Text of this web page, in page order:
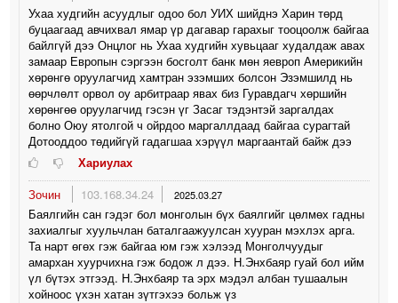
Ухаа худгийн асуудлыг одоо бол УИХ шийднэ Харин төрд
буцаагаад авчихвал ямар үр дагавар гарахыг тооцоолж байгаа
байлгүй дээ Онцлог нь Ухаа худгийн хувьцааг худалдаж авах
замаар Европын сэргээн босголт банк мөн яевроп Америкийн
хөрөнгө оруулагчид хамтран эзэмших болсон Эзэмшилд нь
өөрчлөлт орвол оу арбитраар явах биз Гуравдагч хөршийн
хөрөнгөө оруулагчид гэсэн үг Засаг тэдэнтэй заргалдах
болно Оюу ятолгой ч ойрдоо маргаллдаад байгаа сурагтай
Дотооддоо төдийгүй гадагшаа хэрүүл маргаантай байж дээ
Хариулах
Зочин
103.168.34.24 2025.03.27
Баялгийн сан гэдэг бол монголын бүх баялгийг цөлмөх гадны
захиалгыг хуульчлан баталгаажуулсан хууран мэхлэх арга.
Та нарт өгөх гэж байгаа юм гэж хэлээд Монголчуудыг
амархан хуурчихна гэж бодож л дээ. Н.Энхбаяр гуай бол ийм
үл бүтэх этгээд. Н.Энхбаяр та эрх мэдэл албан тушаалын
хойноос үхэн хатан зүтгэхээ больж үз